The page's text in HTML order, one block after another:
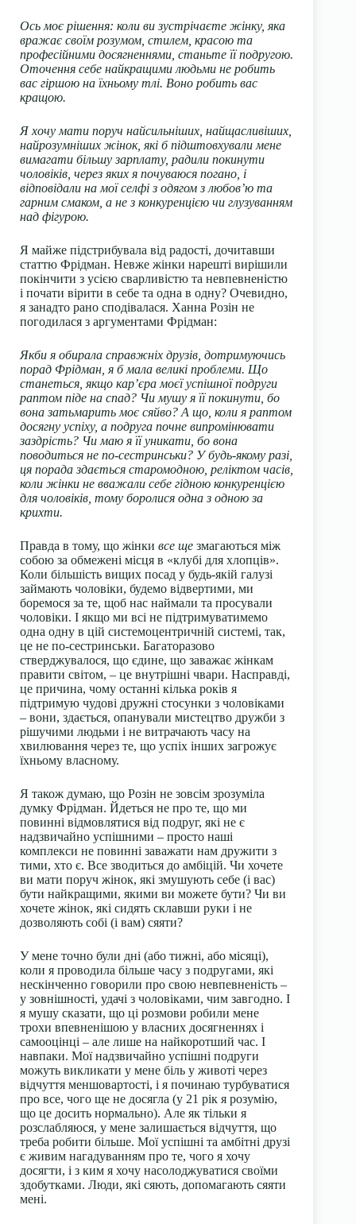
Ось моє рішення: коли ви зустрічаєте жінку, яка
вражає своїм розумом, стилем, красою та
професійними досягненнями, станьте її подругою.
Оточення себе найкращими людьми не робить
вас гіршою на їхньому тлі. Воно робить вас
кращою.
Я хочу мати поруч найсильніших, найщасливіших,
найрозумніших жінок, які б підштовхували мене
вимагати більшу зарплату, радили покинути
чоловіків, через яких я почуваюся погано, і
відповідали на мої селфі з одягом з любов’ю та
гарним смаком, а не з конкуренцією чи глузуванням
над фігурою.
Я майже підстрибувала від радості, дочитавши
статтю Фрідман. Невже жінки нарешті вирішили
покінчити з усією сварливістю та невпевненістю
і почати вірити в себе та одна в одну? Очевидно,
я занадто рано сподівалася. Ханна Розін не
погодилася з аргументами Фрідман:
Якби я обирала справжніх друзів, дотримуючись
порад Фрідман, я б мала великі проблеми. Що
станеться, якщо кар’єра моєї успішної подруги
раптом піде на спад? Чи мушу я її покинути, бо
вона затьмарить моє сяйво? А що, коли я раптом
досягну успіху, а подруга почне випромінювати
заздрість? Чи маю я її уникати, бо вона
поводиться не по-сестринськи? У будь-якому разі,
ця порада здається старомодною, реліктом часів,
коли жінки не вважали себе гідною конкуренцією
для чоловіків, тому боролися одна з одною за
крихти.
Правда в тому, що жінки все ще змагаються між
собою за обмежені місця в «клубі для хлопців».
Коли більшість вищих посад у будь-якій галузі
займають чоловіки, будемо відвертими, ми
боремося за те, щоб нас наймали та просували
чоловіки. І якщо ми всі не підтримуватимемо
одна одну в цій системоцентричній системі, так,
це не по-сестринськи. Багаторазово
стверджувалося, що єдине, що заважає жінкам
правити світом, – це внутрішні чвари. Насправді,
це причина, чому останні кілька років я
підтримую чудові дружні стосунки з чоловіками
– вони, здається, опанували мистецтво дружби з
рішучими людьми і не витрачають часу на
хвилювання через те, що успіх інших загрожує
їхньому власному.
Я також думаю, що Розін не зовсім зрозуміла
думку Фрідман. Йдеться не про те, що ми
повинні відмовлятися від подруг, які не є
надзвичайно успішними – просто наші
комплекси не повинні заважати нам дружити з
тими, хто є. Все зводиться до амбіцій. Чи хочете
ви мати поруч жінок, які змушують себе (і вас)
бути найкращими, якими ви можете бути? Чи ви
хочете жінок, які сидять склавши руки і не
дозволяють собі (і вам) сяяти?
У мене точно були дні (або тижні, або місяці),
коли я проводила більше часу з подругами, які
нескінченно говорили про свою невпевненість –
у зовнішності, удачі з чоловіками, чим завгодно. І
я мушу сказати, що ці розмови робили мене
трохи впевненішою у власних досягненнях і
самооцінці – але лише на найкоротший час. І
навпаки. Мої надзвичайно успішні подруги
можуть викликати у мене біль у животі через
відчуття меншовартості, і я починаю турбуватися
про все, чого ще не досягла (у 21 рік я розумію,
що це досить нормально). Але як тільки я
розслабляюся, у мене залишається відчуття, що
треба робити більше. Мої успішні та амбітні друзі
є живим нагадуванням про те, чого я хочу
досягти, і з ким я хочу насолоджуватися своїми
здобутками. Люди, які сяють, допомагають сяяти
мені.